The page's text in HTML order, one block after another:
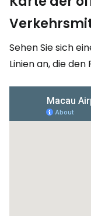
Sehen Sie sich
Linien an, die